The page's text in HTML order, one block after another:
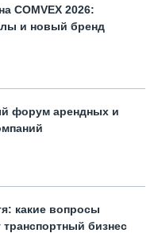
COMVEX 2026:
и новый бренд
форум арендных и
какие вопросы
бизнес